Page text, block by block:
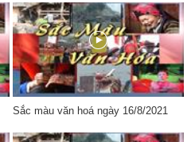
Sắc màu văn hoá ngày 16/8/2021